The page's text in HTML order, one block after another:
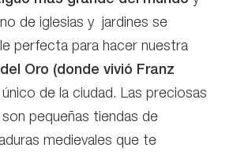
de iglesias y jardines se
perfecta para hacer nuestra
Oro (donde vivió Franz
de la ciudad. Las preciosas
pequeñas tiendas de
medievales que te